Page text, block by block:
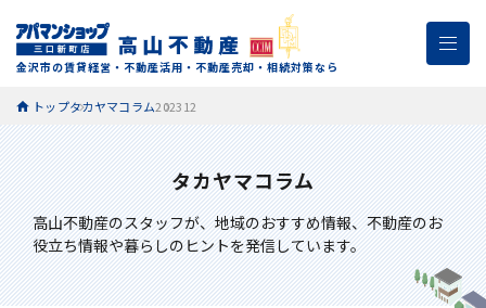
金沢市の賃貸経営・不動産活用・不動産売却・相続対策なら
トップタカヤマコラム202312
タカヤマコラム
高山不動産のスタッフが、地域のおすすめ情報、不動産のお
役立ち情報や暮らしのヒントを発信しています。